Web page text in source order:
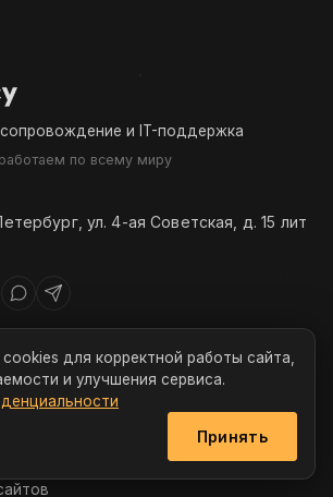
сопровождение и IT-поддержка
по всему миру
ул. 4-ая Советская, д. 15 лит
для корректной работы сайта,
и улучшения сервиса.
Принять